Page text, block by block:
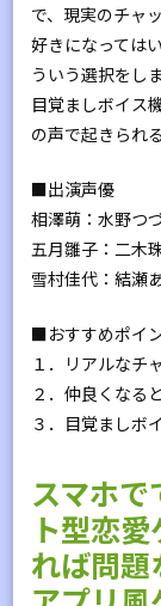
で、現実のチャ
好きになっては
ういう選択をし
目覚ましボイス
の声で起きられ
■出演声優
相澤萌：水野つ
五月雛子：二木
雪村佳代：結瀬
■おすすめポイ
１．リアルなチ
２．仲良くなる
３．目覚ましボ
スマホで
ト型恋
れば問題